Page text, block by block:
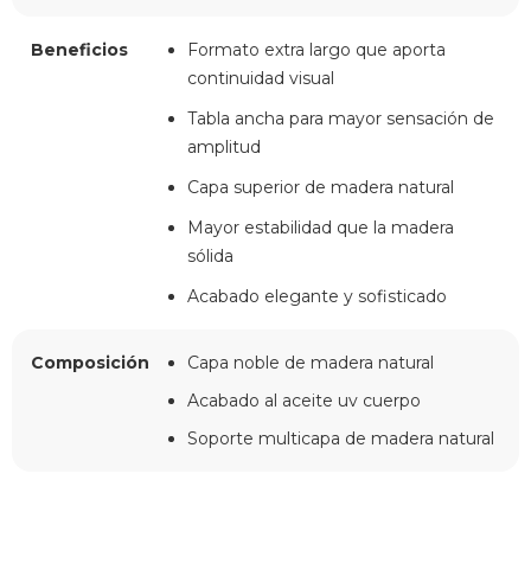
Beneficios
Formato extra largo que aporta
continuidad visual
Tabla ancha para mayor sensación de
amplitud
Capa superior de madera natural
Mayor estabilidad que la madera
sólida
Acabado elegante y sofisticado
Composición
Capa noble de madera natural
Acabado al aceite uv cuerpo
Soporte multicapa de madera natural